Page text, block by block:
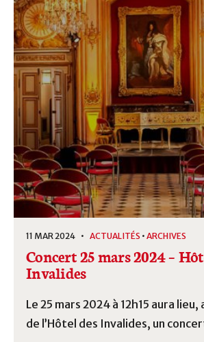
11 MAR 2024 • ACTUALITÉS • ARCHIVES
Concert 25 mars 2024 –
Invalides
Le 25 mars 2024 à 12h15 aura lieu,
de l’Hôtel des Invalides, un